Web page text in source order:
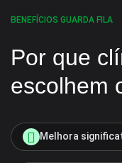
BENEFÍCIOS GUARDA FILA
Por que
escolhem
Melhora